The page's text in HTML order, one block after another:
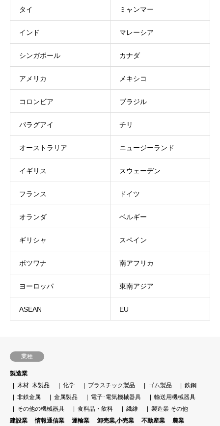
タイ ミャンマー
インド マレーシア
シンガポール カナダ
アメリカ メキシコ
コロンビア ブラジル
パラグアイ チリ
オーストラリア ニュージーランド
イギリス スウェーデン
フランス ドイツ
オランダ ベルギー
ギリシャ スペイン
ボツワナ 南アフリカ
ヨーロッパ 東南アジア
ASEAN EU
業種
製造業
木材･木製品
化学 プラスチック製品 ゴム製品
鉄鋼
非鉄金属
金属製品 電子･電気機械器具
輸送用機械器具
その他の機械器具
食料品・飲料 繊維
製造業 その他
建設業
情報通信業 運輸業 卸売業,小売業 不動産業 農業